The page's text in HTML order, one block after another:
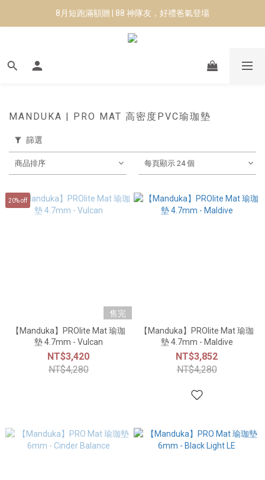
8月短跑滿額贈 | 88 神隊友，好禮爸氣登場
8月短跑滿額贈 | 88 神隊友，好禮爸氣登場
✨CURARING-韓國多功能深層按摩環｜新品預購88折！✨
Manduka-跟著青蛙去旅行｜快閃第二站-台南
MANDUKA | PRO MAT 高密度PVC瑜珈墊
篩選
商品排序 每頁顯示 24 個
20% off
售完
【Manduka】PROlite Mat 瑜珈
墊 4.7mm - Vulcan
NT$3,420
NT$4,280
【Manduka】PROlite Mat 瑜珈
墊 4.7mm - Maldive
NT$3,852
NT$4,280